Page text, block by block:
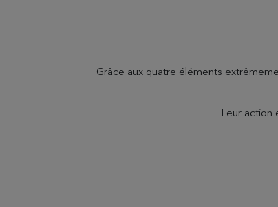
Grâce aux quatre éléments
Leur action